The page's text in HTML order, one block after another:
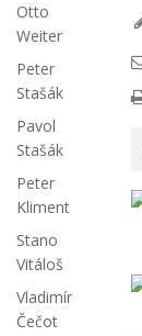
Otto
Weiter
Peter
Stašák
Pavol
Stašák
Peter
Kliment
Stano
Vitáloš
Vladimír
Čečot